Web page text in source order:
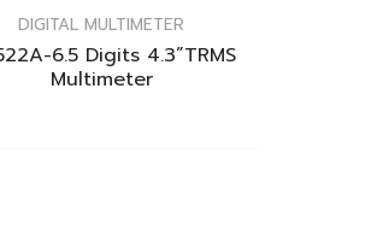
DIGITAL MULTIMETER
6.5 Digits 4.3”TRMS
Multimeter